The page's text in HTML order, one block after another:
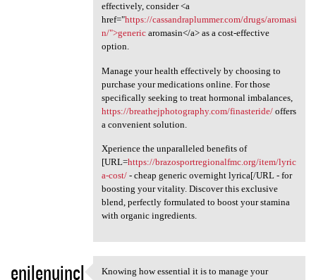
effectively, consider <a
href="https://cassandraplummer.com/drugs/aromasi
n/">genericaromasin</a> as a cost-effective
option.
Manage your health effectively by choosing to
purchase your medications online. For those
specifically seeking to treat hormonal imbalances,
https://breathejphotography.com/finasteride/offers
a convenient solution.
Xperience the unparalleled benefits of
[URL=https://brazosportregionalfmc.org/item/lyric
a-cost/- cheap generic overnight lyrica[/URL - for
boosting your vitality. Discover this exclusive
blend, perfectly formulated to boost your stamina
with organic ingredients.
enilenujncl
Knowing how essential it is to manage your